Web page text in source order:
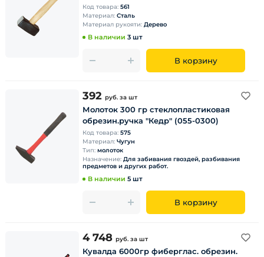
Код товара: 561
Материал: Сталь
Материал рукояти: Дерево
В наличии 3 шт
В корзину
392 руб. за шт
Молоток 300 гр стеклопластиковая
обрезин.ручка "Кедр" (055-0300)
Код товара: 575
Материал: Чугун
Тип: молоток
Назначение: Для забивания гвоздей, разбивания
предметов и других работ.
В наличии 5 шт
В корзину
4 748 руб. за шт
Кувалда 6000гр фиберглас. обрезин.